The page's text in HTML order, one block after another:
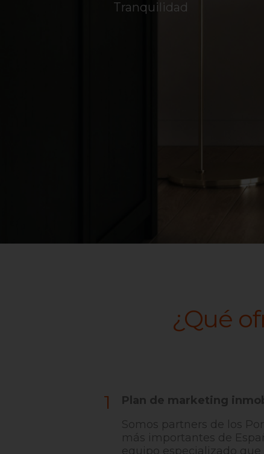
Tranquilidad
¿Qué
1
Plan de marketing
Somos partners de los
más importantes de
equipo especializado